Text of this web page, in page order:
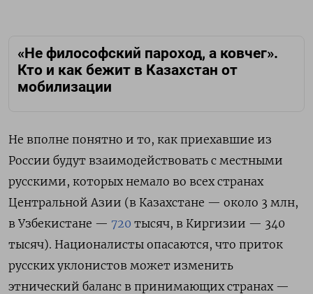
«Не философский пароход, а ковчег».
Кто и как бежит в Казахстан от
мобилизации
Не вполне понятно и то, как приехавшие из
России будут взаимодействовать с местными
русскими, которых немало во всех странах
Центральной Азии (в Казахстане — около 3 млн,
в Узбекистане — 720 тысяч, в Киргизии — 340
тысяч). Националисты опасаются, что приток
русских уклонистов может изменить
этнический баланс в принимающих странах —